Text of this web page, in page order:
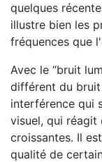
quelques
illustre bien les
fréquences que
Avec le “bruit
différent du bruit
interférence qui
visuel, qui réagit
croissantes. Il
qualité de